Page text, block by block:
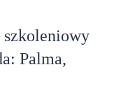
szkoleniowy
Palma,